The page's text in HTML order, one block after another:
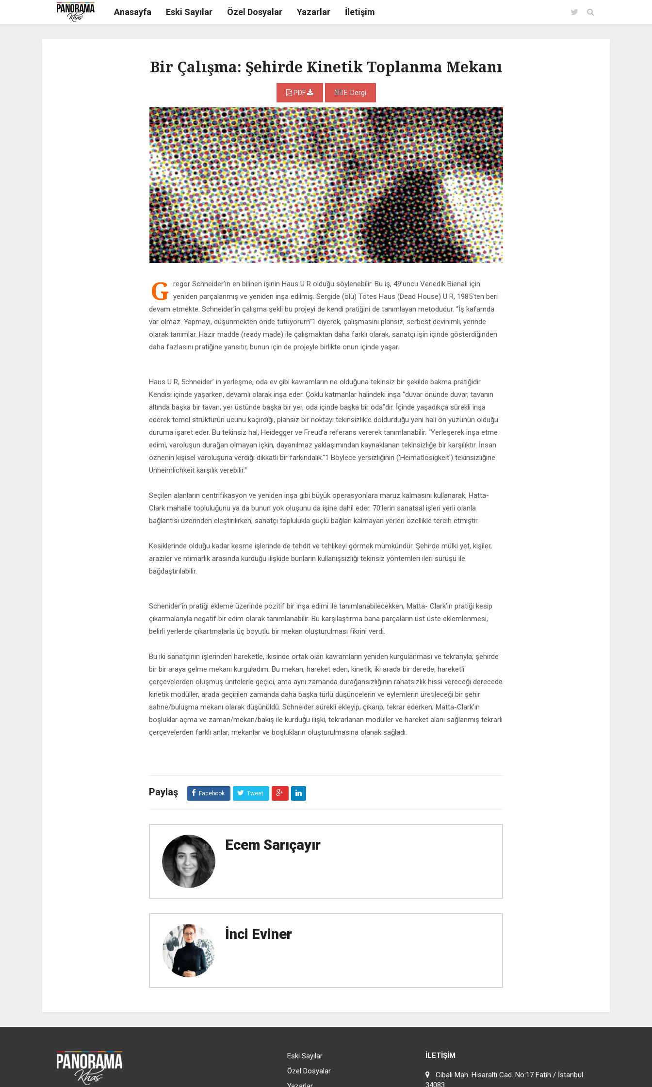
Anasayfa Eski Sayılar Özel Dosyalar Yazarlar İletişim
Bir Çalışma: Şehirde Kinetik Toplanma Mekanı
PDF E-Dergi
G regor Schneider’ın en bilinen işinin Haus U R olduğu söylenebilir. Bu iş, 49’uncu Venedik Bienali için
yeniden parçalanmış ve yeniden inşa edilmiş. Sergide (ölü) Totes Haus (Dead House) U R, 1985’ten beri
devam etmekte. Schneider’in çalışma şekli bu projeyi de kendi pratiğini de tanımlayan metodudur. “İş kafamda
var olmaz. Yapmayı, düşünmekten önde tutuyorum”1 diyerek, çalışmasını plansız, serbest devinimli, yerinde
olarak tanımlar. Hazır madde (ready made) ile çalışmaktan daha farklı olarak, sanatçı işin içinde gösterdiğinden
daha fazlasını pratiğine yansıtır, bunun için de projeyle birlikte onun içinde yaşar.
Haus U R, 5chneider’ in yerleşme, oda ev gibi kavramların ne olduğuna tekinsiz bir şekilde bakma pratiğidir.
Kendisi içinde yaşarken, devamlı olarak inşa eder. Çoklu katmanlar halindeki inşa "duvar önünde duvar, tavanın
altında başka bir tavan, yer üstünde başka bir yer, oda içinde başka bir oda’’dır. İçinde yaşadıkça sürekli inşa
ederek temel strüktürün ucunu kaçırdığı, plansız bir noktayı tekinsizlikle doldurduğu yeni hali ön yüzünün olduğu
duruma işaret eder. Bu tekinsiz hal, Heidegger ve Freud’a referans vererek tanımlanabilir. “Yerleşerek inşa etme
edimi, varoluşun durağan olmayan içkin, dayanılmaz yaklaşımından kaynaklanan tekinsizliğe bir karşılıktır. İnsan
öznenin kişisel varoluşuna verdiği dikkatli bir farkındalık."1 Böylece yersizliğinin ('Heimatlosigkeit') tekinsizliğine
Unheimlichkeit karşılık verebilir.''
Seçilen alanların centrifikasyon ve yeniden inşa gibi büyük operasyonlara maruz kalmasını kullanarak, Hatta-
Clark mahalle topluluğunu ya da bunun yok oluşunu da işine dahil eder. 70’lerin sanatsal işleri yerli olanla
bağlantısı üzerinden eleştirilirken, sanatçı toplulukla güçlü bağları kalmayan yerleri özellikle tercih etmiştir.
Kesiklerinde olduğu kadar kesme işlerinde de tehdit ve tehlikeyi görmek mümkündür. Şehirde mülki yet, kişiler,
araziler ve mimarlık arasında kurduğu ilişkide bunların kullanışsızlığı tekinsiz yöntemleri ileri sürüşü ile
bağdaştırılabilir.
Schenider’in pratiği ekleme üzerinde pozitif bir inşa edimi ile tanımlanabilecekken, Matta- Clark’ın pratiği kesip
çıkarmalarıyla negatif bir edim olarak tanımlanabilir. Bu karşılaştırma bana parçaların üst üste eklemlenmesi,
belirli yerlerde çıkartmalarla üç boyutlu bir mekan oluşturulması fikrini verdi.
Bu iki sanatçının işlerinden hareketle, ikisinde ortak olan kavramların yeniden kurgulanması ve tekrarıyla; şehirde
bir bir araya gelme mekanı kurguladım. Bu mekan, hareket eden, kinetik, iki arada bir derede, hareketli
çerçevelerden oluşmuş ünitelerle geçici, ama aynı zamanda durağansızlığının rahatsızlık hissi vereceği derecede
kinetik modüller, arada geçirilen zamanda daha başka türlü düşüncelerin ve eylemlerin üretileceği bir şehir
sahne/buluşma mekanı olarak düşünüldü. Schneider sürekli ekleyip, çıkarıp, tekrar ederken; Matta-Clark’ın
boşluklar açma ve zaman/mekan/bakış ile kurduğu ilişki, tekrarlanan modüller ve hareket alanı sağlanmış tekrarlı
çerçevelerden farklı anlar, mekanlar ve boşlukların oluşturulmasına olanak sağladı.
Paylaş Facebook Tweet
Ecem Sarıçayır
İnci Eviner
Eski Sayılar
Özel Dosyalar
İLETIŞIM
Cibali Mah. Hisaraltı Cad. No:17 Fatih / İstanbul
34083